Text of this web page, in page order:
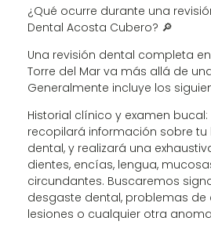
¿Qué ocurre durante una
Dental Acosta Cubero? 🔎
Una revisión dental completa
Torre del Mar va más allá de
Generalmente incluye los
Historial clínico y examen
recopilará información sobre
dental, y realizará una
dientes, encías, lengua,
circundantes. Buscaremos
desgaste dental, problemas
lesiones o cualquier otra